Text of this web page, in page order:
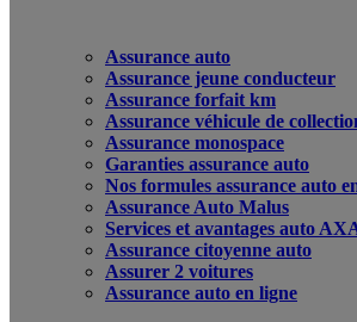
Assurance auto
Assurance jeune conducteur
Assurance forfait km
Assurance véhicule de
Assurance monospace
Garanties assurance auto
Nos formules assurance auto
Assurance Auto Malus
Services et avantages auto
Assurance citoyenne auto
Assurer 2 voitures
Assurance auto en ligne